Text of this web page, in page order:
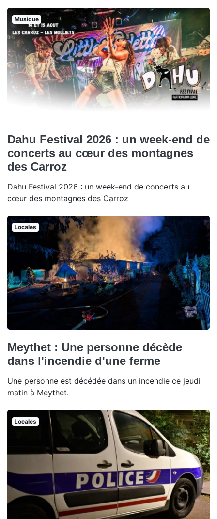
Musique
Dahu Festival 2026 : un week-end de
concerts au cœur des montagnes
des Carroz
Dahu Festival 2026 : un week-end de concerts au
cœur des montagnes des Carroz
Locales
Meythet : Une personne décède
dans l'incendie d'une ferme
Une personne est décédée dans un incendie ce jeudi
matin à Meythet.
Locales